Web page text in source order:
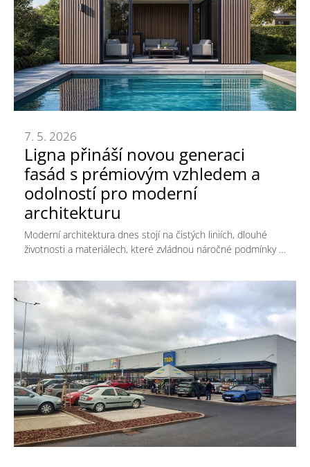
Ligna přináší novou generaci
fasád s prémiovým vzhledem a
odolností pro moderní
architekturu
7. 5. 2026
Moderní architektura dnes stojí na čistých liniích, dlouhé
životnosti a materiálech, které zvládnou náročné podmínky …